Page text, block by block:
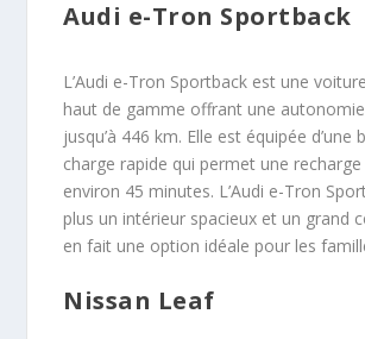
Audi e-Tron Sportback
L’Audi e-Tron Sportback est une
haut de gamme offrant une
jusqu’à 446 km. Elle est équipée d’une
charge rapide qui permet une
environ 45 minutes. L’Audi e-Tron
plus un intérieur spacieux et un grand
en fait une option idéale pour les
Nissan Leaf